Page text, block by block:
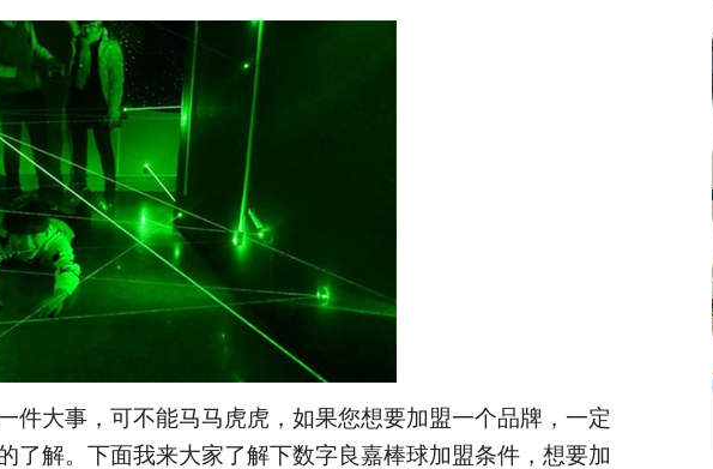
件大事，可不能马马虎虎，如果您想要加盟一个品牌，一定
了解。下面我来大家了解下数字良嘉棒球加盟条件，想要加